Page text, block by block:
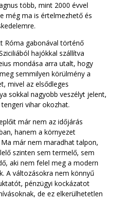
több, mint 2000 évvel
még ma is értelmezhető és
Róma gabonával történő
hajókkal szállítva
mondása arra utalt, hogy
semmilyen körülmény a
mivel az elsődleges
sokkal nagyobb veszélyt jelent,
vihar okozhat.
már nem az időjárás
hanem a környezet
már nem maradhat talpon,
szinten sem termelő, sem
aki nem felel meg a modern
A változásokra nem könnyű
pénzügyi kockázatot
de ez elkerülhetetlen